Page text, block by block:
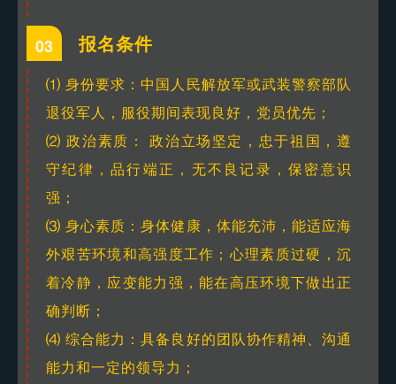
03 报名条件
⑴ 身份要求：中国人民解放军或武装警察部队
退役军人，服役期间表现良好，党员优先；
⑵ 政治素质： 政治立场坚定，忠于祖国，遵
守纪律，品行端正，无不良记录，保密意识
强；
⑶ 身心素质：身体健康，体能充沛，能适应海
外艰苦环境和高强度工作；心理素质过硬，沉
着冷静，应变能力强，能在高压环境下做出正
确判断；
⑷ 综合能力：具备良好的团队协作精神、沟通
能力和一定的领导力；